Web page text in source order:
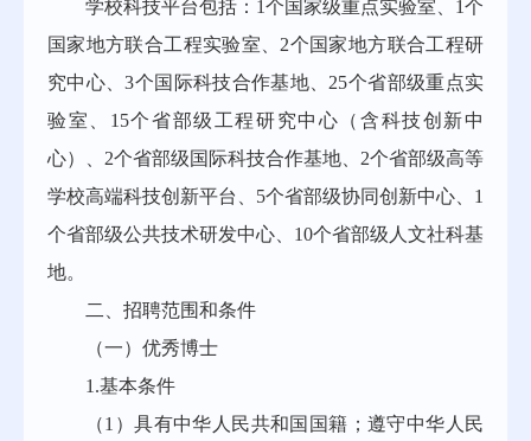
学校科技平台包括：1个国家级重点实验室、1个
国家地方联合工程实验室、2个国家地方联合工程研
究中心、3个国际科技合作基地、25个省部级重点实
验室、15个省部级工程研究中心（含科技创新中
心）、2个省部级国际科技合作基地、2个省部级高等
学校高端科技创新平台、5个省部级协同创新中心、1
个省部级公共技术研发中心、10个省部级人文社科基
地。
二、招聘范围和条件
（一）优秀博士
1.基本条件
（1）具有中华人民共和国国籍；遵守中华人民